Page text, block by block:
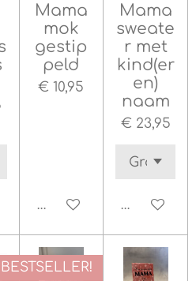
Mama
mok
gestip
peld
€ 10,95
Bekijk details
Mama
sweate
r met
kind(er
en)
naam
€ 23,95
In
BESTSELLER!